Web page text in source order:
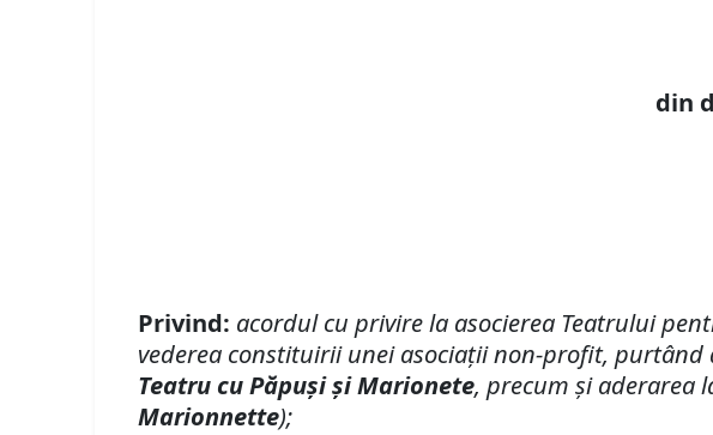
din
Privind: acordul cu privire la asocierea Teatrului
vederea constituirii unei asociaţii non-profit,
Teatru cu Păpuşi şi Marionete, precum şi aderarea
Marionnette);